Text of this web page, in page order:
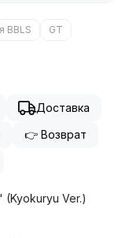
BBLS
GT
Доставка
👉 Возврат
(Kyokuryu Ver.)